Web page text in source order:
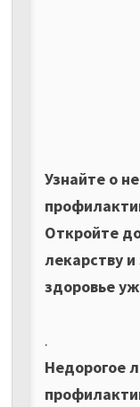
Узнайте о
Откройте
лекарству и
здоровье
.
Недорогое